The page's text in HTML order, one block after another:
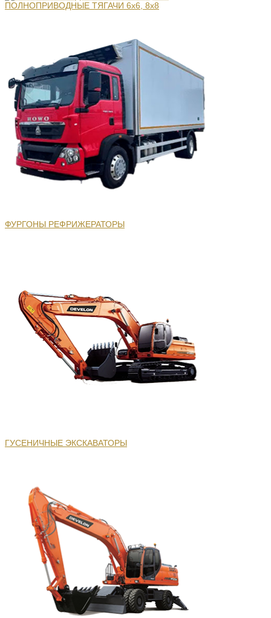
ПОЛНОПРИВОДНЫЕ ТЯГАЧИ 6х6, 8х8
ФУРГОНЫ РЕФРИЖЕРАТОРЫ
ГУСЕНИЧНЫЕ ЭКСКАВАТОРЫ